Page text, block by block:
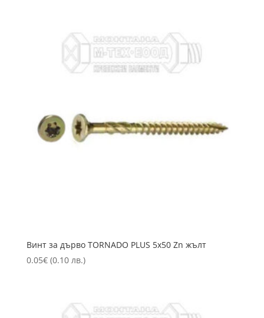
Винт за дърво TORNADO PLUS 5х50 Zn жълт
0.05€ (0.10 лв.)